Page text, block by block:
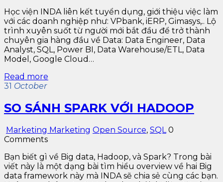
Học viện INDA liên kết tuyển dụng, giới thiệu việc làm
với các doanh nghiệp như: VPbank, iERP, Gimasys,.. Lộ
trình xuyên suốt từ người mới bắt đầu để trở thành
chuyên gia hàng đầu về Data: Data Engineer, Data
Analyst, SQL, Power BI, Data Warehouse/ETL, Data
Model, Google Cloud…
Read more
31 October
SO SÁNH SPARK VỚI HADOOP
Marketing Marketing Open Source, SQL0
Comments
Bạn biết gì về Big data, Hadoop, và Spark? Trong bài
viết này là một dạng bài tìm hiểu overview về hai Big
data framework này mà INDA sẽ chia sẻ cùng các bạn.